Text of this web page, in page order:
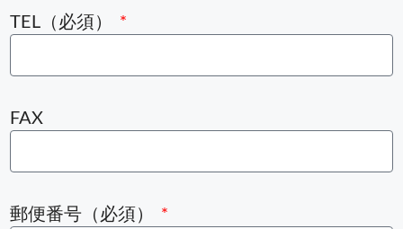
TEL（必須）
FAX
郵便番号（必須）